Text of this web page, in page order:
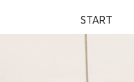
START